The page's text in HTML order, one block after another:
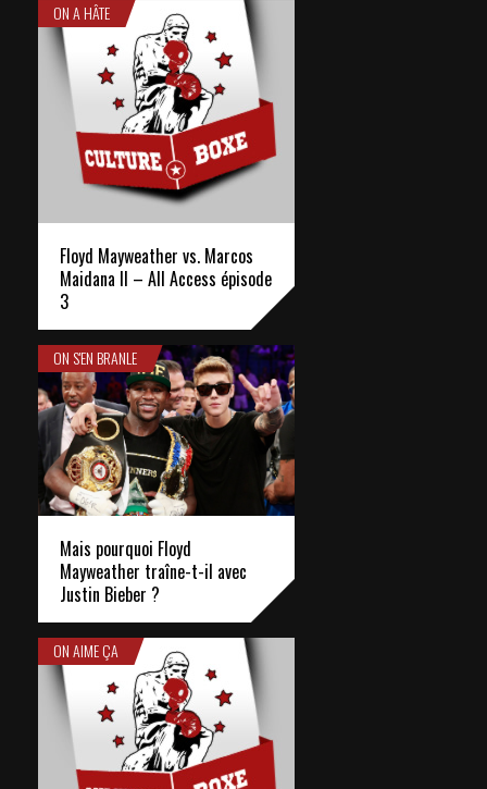
ON A HÂTE
Floyd Mayweather vs. Marcos
Maidana II – All Access épisode
3
ON S'EN BRANLE
Mais pourquoi Floyd
Mayweather traîne-t-il avec
Justin Bieber ?
ON AIME ÇA